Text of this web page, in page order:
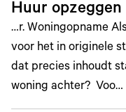
Huur opzeggen
…r. Woningopname
voor het in originele
dat precies inhoudt
woning achter? Voo…